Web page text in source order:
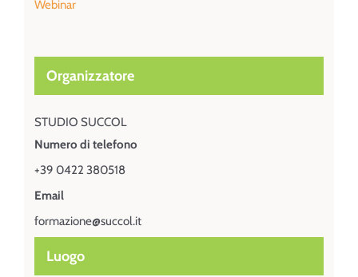
Webinar
Luogo
Organizzatore
STUDIO SUCCOL
Numero di telefono
+39 0422 380518
Email
formazione@succol.it